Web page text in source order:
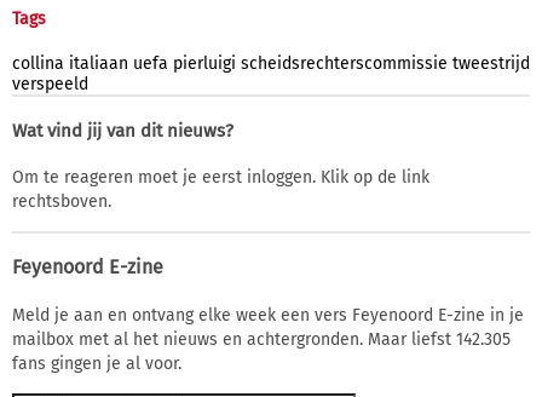
Tags
collina italiaan uefa pierluigi scheidsrechterscommissie tweestrijd
verspeeld
Wat vind jij van dit nieuws?
Om te reageren moet je eerst inloggen. Klik op de link
rechtsboven.
Feyenoord E-zine
Meld je aan en ontvang elke week een vers Feyenoord E-zine in je
mailbox met al het nieuws en achtergronden. Maar liefst 142.305
fans gingen je al voor.